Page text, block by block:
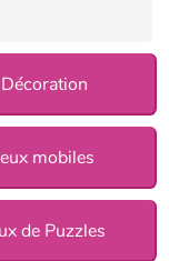
Décoration
mobiles
de Puzzles